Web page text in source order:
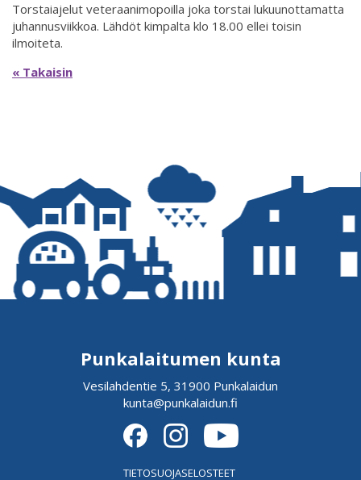
Torstaiajelut veteraanimopoilla joka torstai lukuunottamatta
juhannusviikkoa. Lähdöt kimpalta klo 18.00 ellei toisin
ilmoiteta.
« Takaisin
Punkalaitumen kunta
Vesilahdentie 5, 31900 Punkalaidun
kunta@punkalaidun.fi
TIETOSUOJASELOSTEET